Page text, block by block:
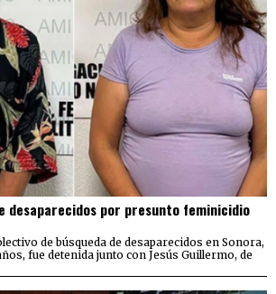
desaparecidos por presunto feminicidio
de búsqueda de desaparecidos en Sonora,
fue detenida junto con Jesús Guillermo, de